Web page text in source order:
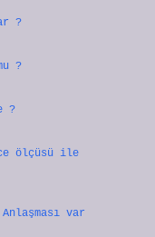
?
?
?
ölçüsü ile
var